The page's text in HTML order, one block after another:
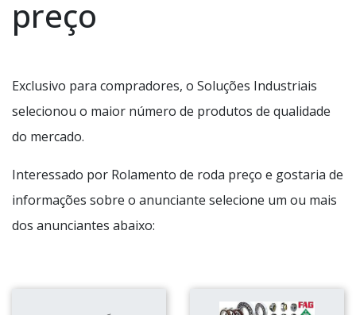
preço
Exclusivo para compradores, o Soluções Industriais
selecionou o maior número de produtos de qualidade
do mercado.
Interessado por Rolamento de roda preço e gostaria de
informações sobre o anunciante selecione um ou mais
dos anunciantes abaixo: